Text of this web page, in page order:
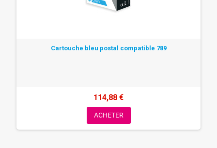
Cartouche bleu postal compatible 789
114,88 €
ACHETER